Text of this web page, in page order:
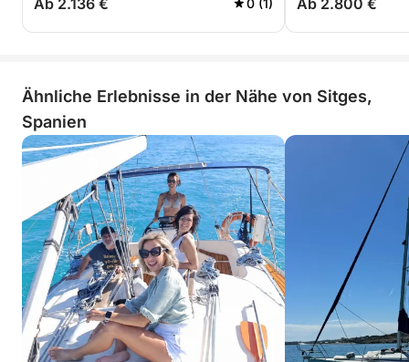
Ab 2.136 € 0 (1) Ab 2.800 €
Ähnliche Erlebnisse in der Nähe von Sitges,
Spanien